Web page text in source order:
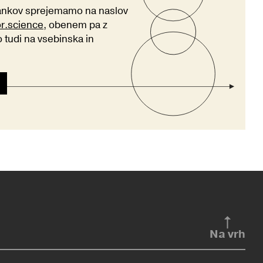
sprejemamo na naslov
, obenem pa z
na vsebinska in
Na vrh